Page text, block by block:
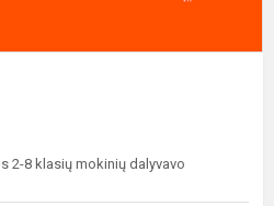
2-8 klasių mokinių dalyvavo